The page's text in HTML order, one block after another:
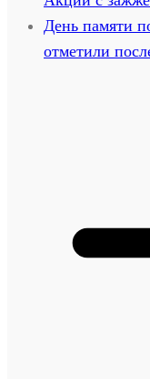
День памяти
отметили